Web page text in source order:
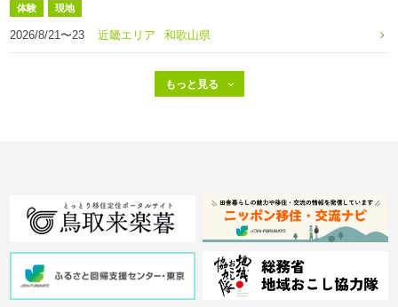
体験 現地
2026/8/21〜23 近畿エリア 和歌山県